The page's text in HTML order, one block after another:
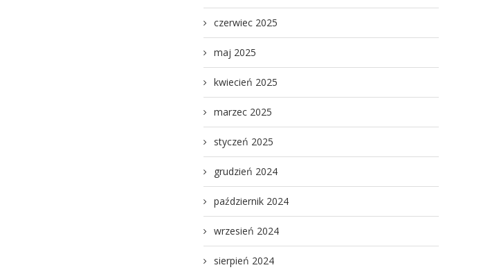
czerwiec 2025
maj 2025
kwiecień 2025
marzec 2025
styczeń 2025
grudzień 2024
październik 2024
wrzesień 2024
sierpień 2024